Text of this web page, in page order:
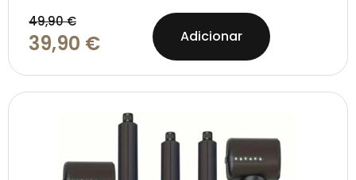
49,90€
39,90 € Adicionar